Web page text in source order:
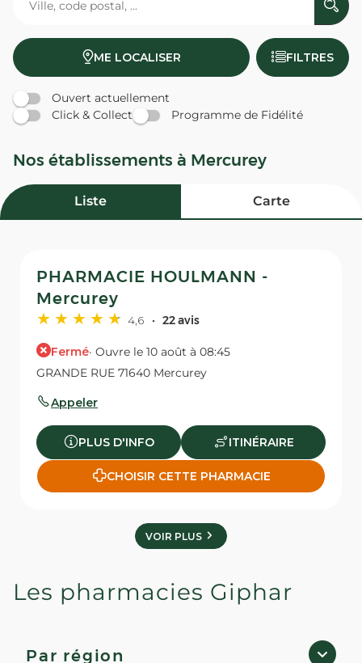
ME LOCALISER FILTRES
Ouvert actuellement
Click & Collect
Programme de Fidélité
Nos établissements à Mercurey
Liste Carte
PHARMACIE HOULMANN -
Mercurey
4,6 22 avis
Fermé· Ouvre le 10 août à 08:45
GRANDE RUE 71640 Mercurey
Appeler
PLUS D'INFO ITINÉRAIRE
CHOISIR CETTE PHARMACIE
VOIR PLUS
Les pharmacies Giphar
Par région